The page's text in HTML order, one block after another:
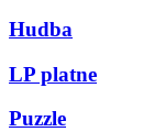
Hudba
LP platne
Puzzle